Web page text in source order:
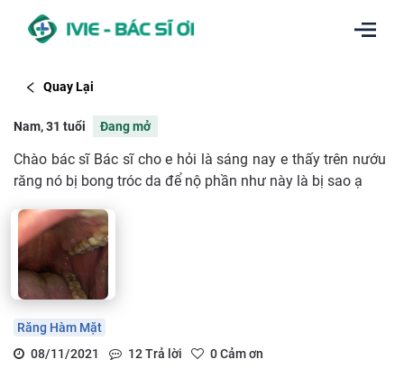
Quay Lại
Nam, 31 tuổi Đang mở
Chào bác sĩ Bác sĩ cho e hỏi là sáng nay e thấy trên nướu
răng nó bị bong tróc da để nộ phần như này là bị sao ạ
Răng Hàm Mặt
08/11/2021
12Trả lời 0Cảm ơn